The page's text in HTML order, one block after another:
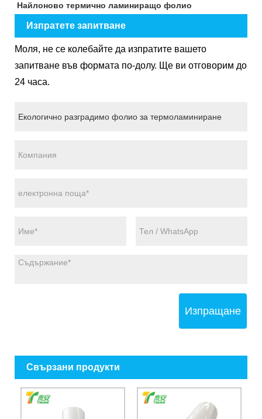
Найлоново термично ламиниращо фолио
Изпратете запитване
Моля, не се колебайте да изпратите вашето
запитване във формата по-долу. Ще ви отговорим до
24 часа.
Изпращане
Свързани продукти